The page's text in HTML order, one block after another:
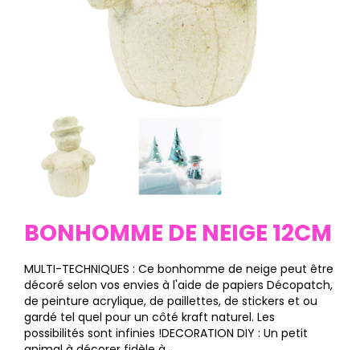
BONHOMME DE NEIGE 12CM
MULTI-TECHNIQUES : Ce bonhomme de neige peut être
décoré selon vos envies à l'aide de papiers Décopatch,
de peinture acrylique, de paillettes, de stickers et ou
gardé tel quel pour un côté kraft naturel. Les
possibilités sont infinies !DECORATION DIY : Un petit